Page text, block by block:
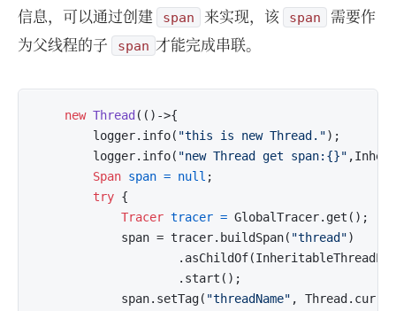
信息，可以通过创建
span 来实现，该 span
需要作
为父线程的子
span 才能完成串联。
new Thread (()->{
        logger.info(
"this is new Thread.");
        logger.info(
"new Thread get span:{}"
Span span = null ;
try {
Tracer tracer = GlobalTracer.get();
            span = tracer.buildSpan(
"thread")
                    .start();
            span.setTag(
"threadName" ,